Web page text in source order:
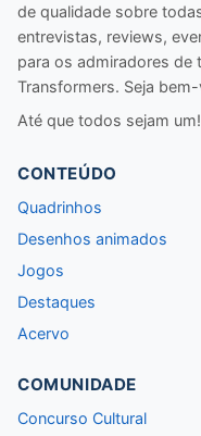
de qualidade sobre
entrevistas, reviews,
para os admiradores de
Transformers. Seja
Até que todos sejam um!
CONTEÚDO
Quadrinhos
Desenhos animados
Jogos
Destaques
Acervo
COMUNIDADE
Concurso Cultural